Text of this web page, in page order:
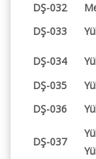
DŞ-032
DŞ-033
DŞ-034
DŞ-035
DŞ-036
DŞ-037